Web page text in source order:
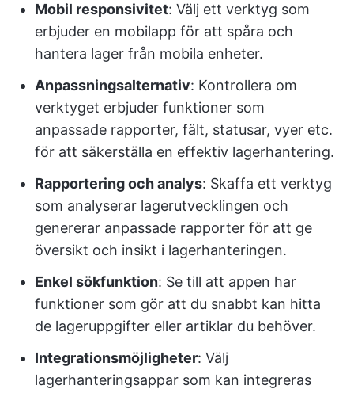
Mobil responsivitet: Välj ett verktyg som
erbjuder en mobilapp för att spåra och
hantera lager från mobila enheter.
Anpassningsalternativ: Kontrollera om
verktyget erbjuder funktioner som
anpassade rapporter, fält, statusar, vyer etc.
för att säkerställa en effektiv lagerhantering.
Rapportering och analys: Skaffa ett verktyg
som analyserar lagerutvecklingen och
genererar anpassade rapporter för att ge
översikt och insikt i lagerhanteringen.
Enkel sökfunktion: Se till att appen har
funktioner som gör att du snabbt kan hitta
de lageruppgifter eller artiklar du behöver.
Integrationsmöjligheter: Välj
lagerhanteringsappar som kan integreras